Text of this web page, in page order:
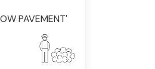
PAVEMENT'